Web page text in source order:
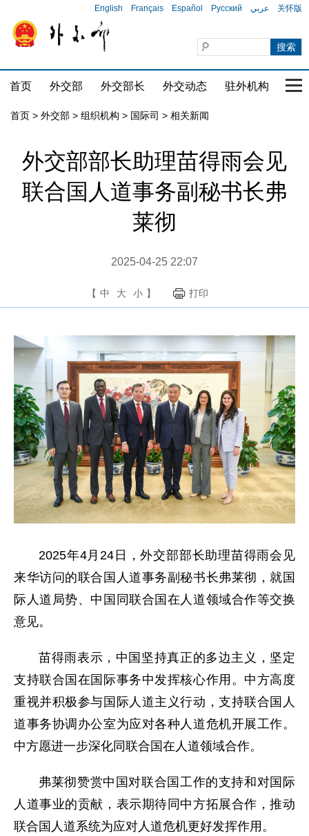
English Français Español Русский عربي 关怀版
首页 外交部 外交部长 外交动态 驻外机构 国
首页 > 外交部 > 组织机构 > 国际司 > 相关新闻
外交部部长助理苗得雨会见
联合国人道事务副秘书长弗
莱彻
2025-04-25 22:07
【 中 大 小 】 打印
2025年4月24日，外交部部长助理苗得雨会见
来华访问的联合国人道事务副秘书长弗莱彻，就国
际人道局势、中国同联合国在人道领域合作等交换
意见。
苗得雨表示，中国坚持真正的多边主义，坚定
支持联合国在国际事务中发挥核心作用。中方高度
重视并积极参与国际人道主义行动，支持联合国人
道事务协调办公室为应对各种人道危机开展工作。
中方愿进一步深化同联合国在人道领域合作。
弗莱彻赞赏中国对联合国工作的支持和对国际
人道事业的贡献，表示期待同中方拓展合作，推动
联合国人道系统为应对人道危机更好发挥作用。